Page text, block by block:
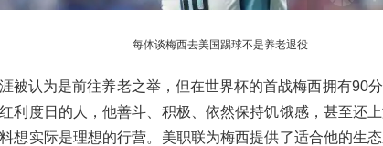
每体谈梅西去美国踢球不是养老退役
被认为是前往养老之举，但在世界杯的首战梅西拥有90
利度日的人，他善斗、积极、依然保持饥饿感，甚至还
想实际是理想的行营。美职联为梅西提供了适合他的生